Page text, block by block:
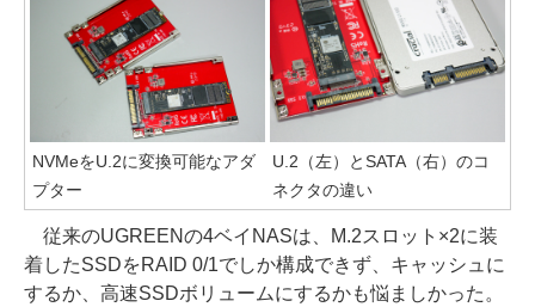
NVMeをU.2に変換可能なアダ
プター
U.2（左）とSATA（右）のコ
ネクタの違い
従来のUGREENの4ベイNASは、M.2スロット×2に装
着したSSDをRAID 0/1でしか構成できず、キャッシュに
するか、高速SSDボリュームにするかも悩ましかった。